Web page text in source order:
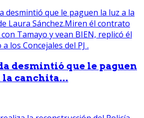
desmintió que le paguen
la canchita...